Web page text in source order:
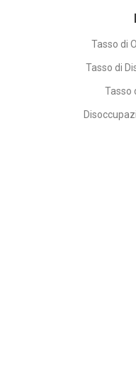
Tasso di
Tasso di
Tasso